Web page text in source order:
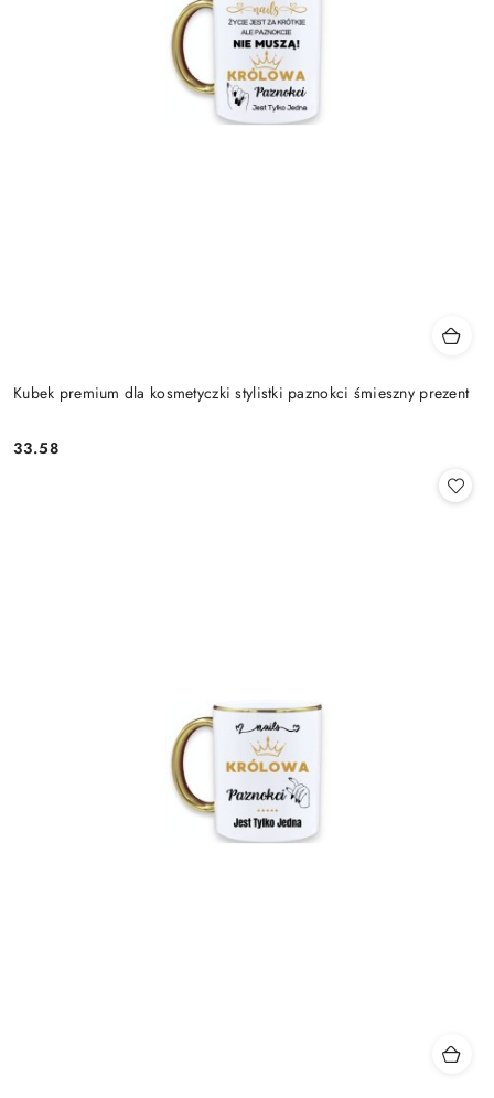
Kubek premium dla kosmetyczki stylistki paznokci śmieszny prezent
Cena:
33.58